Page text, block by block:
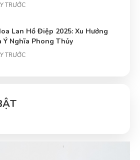
TRƯỚC
Lan Hồ Điệp 2025: Xu Hướng
Ý Nghĩa Phong Thủy
TRƯỚC
TRƯỚC